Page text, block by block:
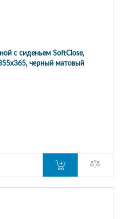
с сиденьем SoftClose,
черный матовый